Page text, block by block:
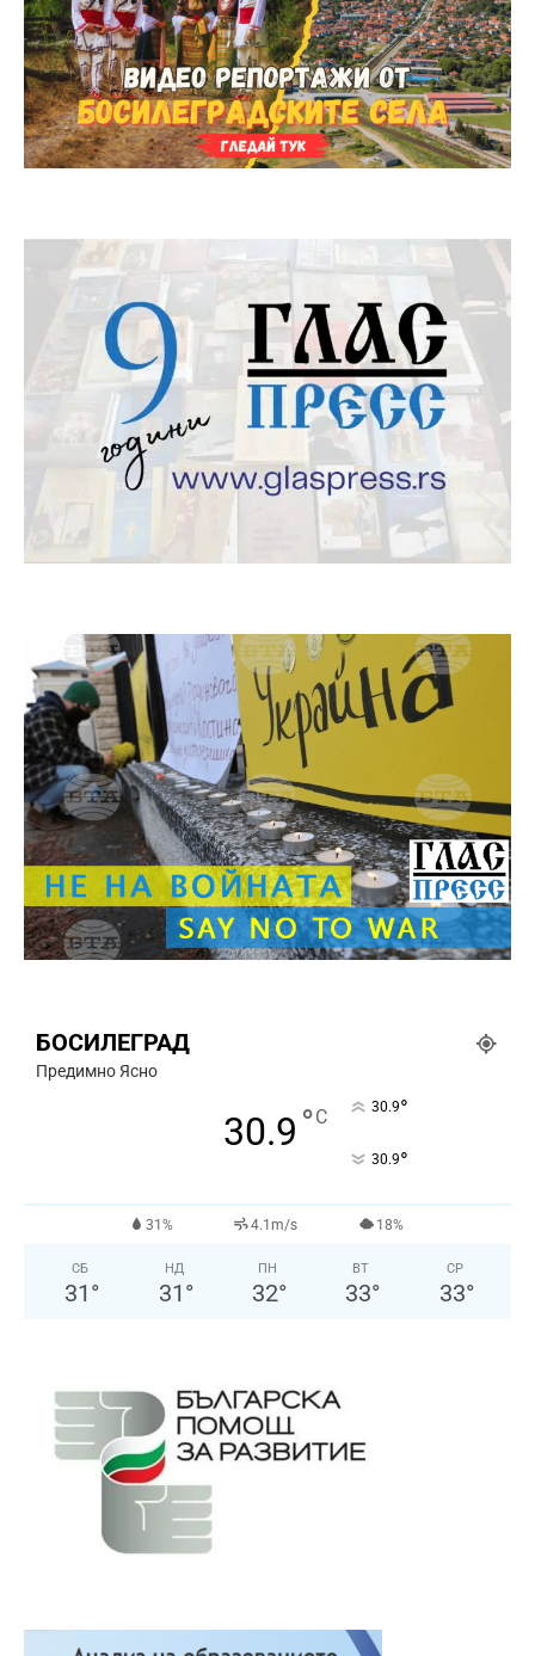
БОСИЛЕГРАД
Предимно Ясно
30.9 °C 30.9°
30.9°
31% 4.1m/s 18%
СБ
31 °
НД
31 °
ПН
32°
ВТ
33°
СР
33°